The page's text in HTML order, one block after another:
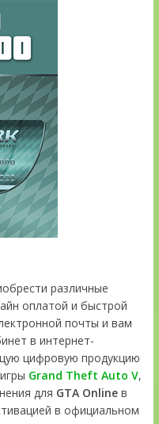
различные
оплатой и быстрой
почты и вам
в интернет-
цифровую продукцию
Grand Theft Auto V,
для GTA Onlineв
в официальном